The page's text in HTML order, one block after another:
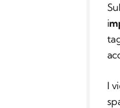
Sul
i
I